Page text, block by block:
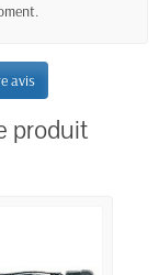
avis
produit